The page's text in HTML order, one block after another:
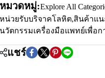
หมวดหมู่:Explore All
หน่วยรับบริจาคโลหิต,สินค้าแน
นวัตกรรมเครื่องมือแพทย์เพื่อ
แชร์